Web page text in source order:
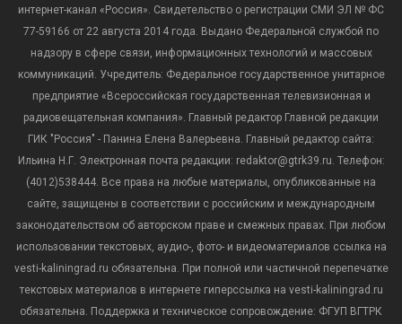
интернет-канал «Россия». Свидетельство о регистрации СМИ ЭЛ № ФС
77-59166 от 22 августа 2014 года. Выдано Федеральной службой по
надзору в сфере связи, информационных технологий и массовых
коммуникаций. Учредитель: Федеральное государственное унитарное
предприятие «Всероссийская государственная телевизионная и
радиовещательная компания». Главный редактор Главной редакции
ГИК "Россия" - Панина Елена Валерьевна. Главный редактор сайта:
Ильина Н.Г. Электронная почта редакции: redaktor@gtrk39.ru. Телефон:
(4012)538444. Все права на любые материалы, опубликованные на
сайте, защищены в соответствии с российским и международным
законодательством об авторском праве и смежных правах. При любом
использовании текстовых, аудио-, фото- и видеоматериалов ссылка на
vesti-kaliningrad.ru обязательна. При полной или частичной перепечатке
текстовых материалов в интернете гиперссылка на vesti-kaliningrad.ru
обязательна. Поддержка и техническое сопровождение: ФГУП ВГТРК